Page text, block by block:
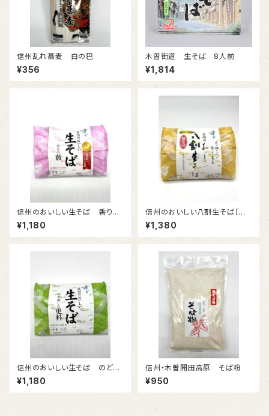
信州乱れ蕎麦 白の巴
¥356
木曽街道 生そば 8人前
¥1,814
信州のおいしい生そば 香りの
藪 【半生そば】めんつゆ付
¥1,180
信州のおいしい八割生そば［半
生そば（めんつゆ付）
¥1,380
信州のおいしい生そば のど越
しの更科 【半生そば】めんつゆ
付
¥1,180
信州・木曽開田高原 そば粉
¥950